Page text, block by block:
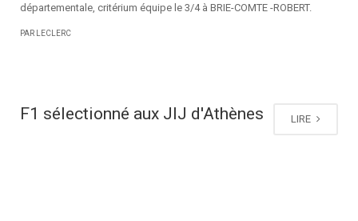
départementale, critérium équipe le 3/4 à BRIE-COMTE -ROBERT.
PAR LECLERC
LIRE
F1 sélectionné aux JIJ d'Athènes